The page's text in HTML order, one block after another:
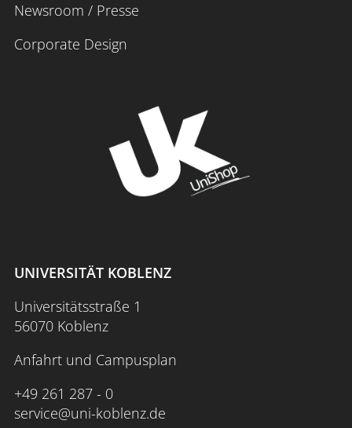
Newsroom / Presse
Corporate Design
UNIVERSITÄT KOBLENZ
Universitätsstraße 1
56070 Koblenz
Anfahrt und Campusplan
+49 261 287 - 0
service@uni-koblenz.de